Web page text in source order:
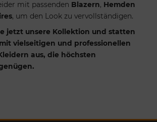
mit passenden Blazern, Hemden
, um den Look zu vervollständigen.
jetzt unsere Kollektion und statten
vielseitigen und professionellen
aus, die höchsten